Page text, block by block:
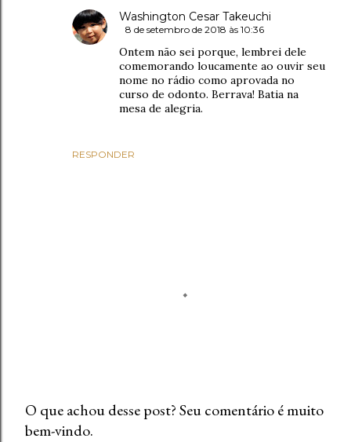
RESPONDER
Washington Cesar Takeuchi
8 de setembro de 2018 às 10:36
Ontem não sei porque, lembrei dele
comemorando loucamente ao ouvir seu
nome no rádio como aprovada no
curso de odonto. Berrava! Batia na
mesa de alegria.
P
O que achou desse post? Seu comentário é muito
bem-vindo.